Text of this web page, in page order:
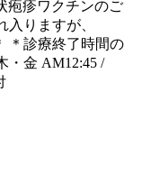
疱疹ワクチンのご
りますが、
＊診療終了時間の
・金 AM12:45 /